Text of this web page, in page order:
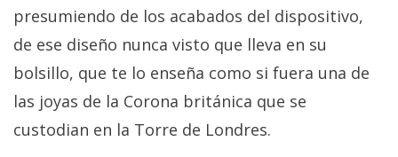
presumiendo de los acabados del dispositivo,
de ese diseño nunca visto que lleva en su
bolsillo, que te lo enseña como si fuera una de
las joyas de la Corona británica que se
custodian en la Torre de Londres.